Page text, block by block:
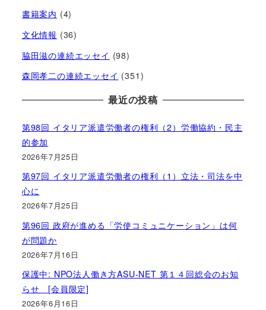
書籍案内 (4)
文化情報 (36)
脇田滋の連続エッセイ (98)
森岡孝二の連続エッセイ (351)
最近の投稿
第98回 イタリア派遣労働者の権利（2）労働協約・民主
的参加
2026年7月25日
第97回 イタリア派遣労働者の権利（1）立法・司法を中
心に
2026年7月25日
第96回 政府が進める「労使コミュニケーション」は何
が問題か
2026年7月16日
保護中: NPO法人働き方ASU-NET 第１４回総会のお知
らせ [会員限定]
2026年6月16日